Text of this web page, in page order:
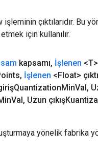
çıktılarıdır. Bu
için kullanılır.
kapsamı, İşlenen
, İşlenen <Float>
MinVal,
Val, Uzun
yönelik fabrika